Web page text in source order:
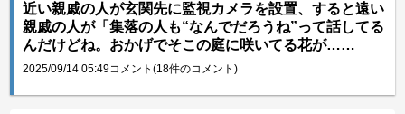
近い親戚の人が玄関先に監視カメラを設置、すると遠い
親戚の人が「集落の人も“なんでだろうね”って話してる
んだけどね。おかげでそこの庭に咲いてる花が……
2025/09/14 05:49コメント(18件のコメント)